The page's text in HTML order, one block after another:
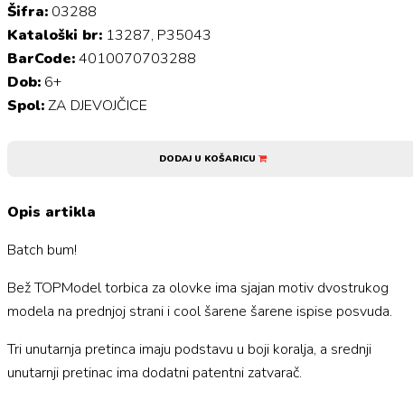
Šifra: 03288
Kataloški br: 13287, P35043
BarCode:4010070703288
Dob: 6+
Spol:ZA DJEVOJČICE
DODAJ U KOŠARICU
Opis artikla
Batch bum!
Bež TOPModel torbica za olovke ima sjajan motiv dvostrukog
modela na prednjoj strani i cool šarene šarene ispise posvuda.
Tri unutarnja pretinca imaju podstavu u boji koralja, a srednji
unutarnji pretinac ima dodatni patentni zatvarač.